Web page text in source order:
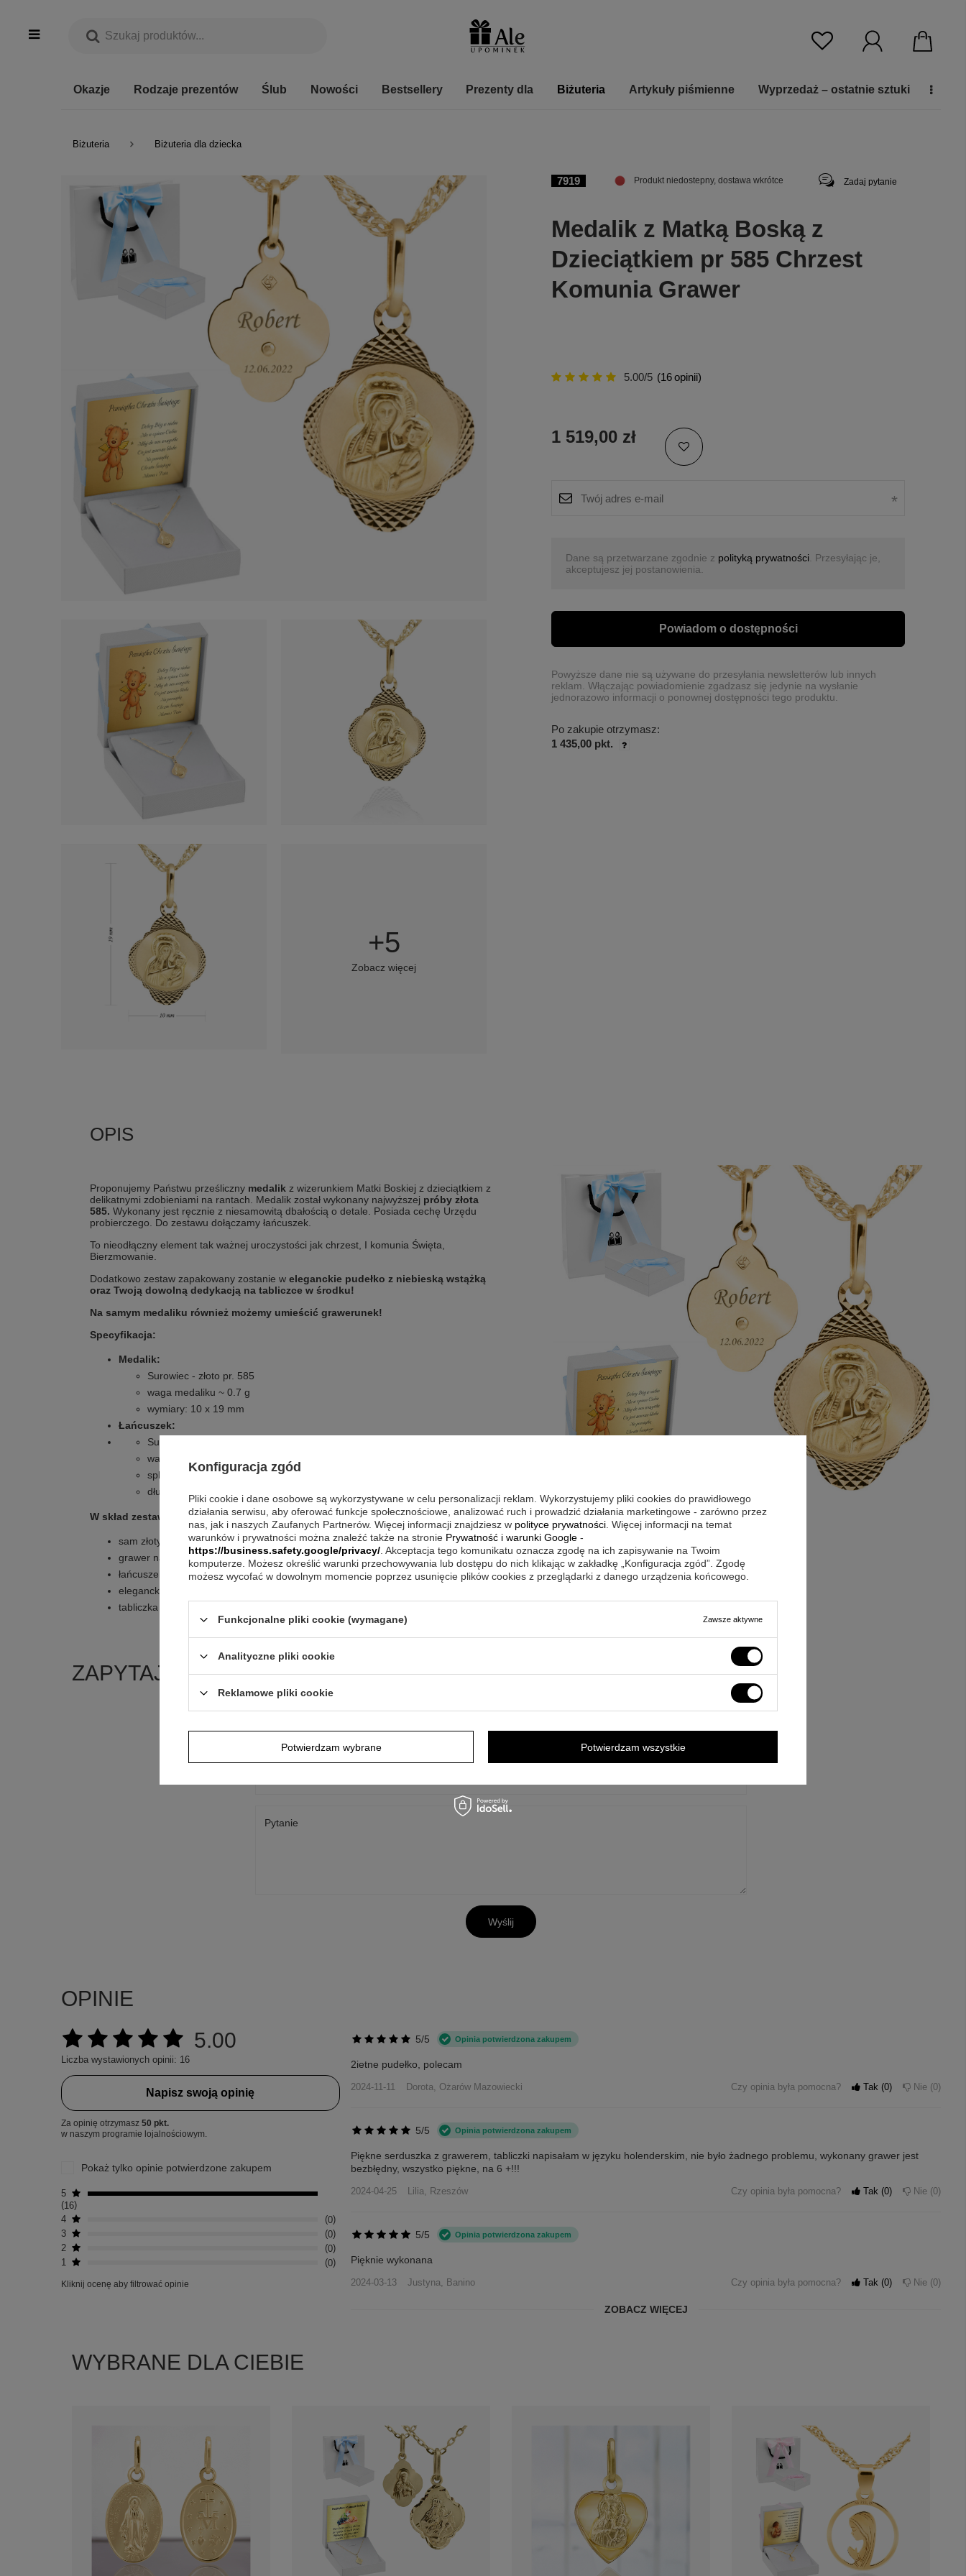
Okazje Rodzaje prezentów Ślub Nowości Bestsellery Prezenty dla Biżuteria Artykuły piśmienne Wyprzedaż – ostatnie sztuki
Biżuteria Biżuteria dla dziecka
+5
Zobacz więcej
7919 Produkt niedostepny, dostawa wkrótce Zadaj pytanie
Medalik z Matką Boską z
Dzieciątkiem pr 585 Chrzest
Komunia Grawer
5.00/5 (16opinii)
1 519,00 zł
Dane są przetwarzane zgodnie z polityką prywatności . Przesyłając je,
akceptujesz jej postanowienia.
Powiadom o dostępności
Powyższe dane nie są używane do przesyłania newsletterów lub innych
reklam. Włączając powiadomienie zgadzasz się jedynie na wysłanie
jednorazowo informacji o ponownej dostępności tego produktu.
Po zakupie otrzymasz:
1 435,00 pkt.
Proponujemy Państwu prześliczny medalik z wizerunkiem Matki Boskiej z dzieciątkiem z
delikatnymi zdobieniami na rantach. Medalik został wykonany najwyższej próby złota
585. Wykonany jest ręcznie z niesamowitą dbałością o detale. Posiada cechę Urzędu
probierczego. Do zestawu dołączamy łańcuszek.
To nieodłączny element tak ważnej uroczystości jak chrzest, I komunia Święta,
Bierzmowanie.
Dodatkowo zestaw zapakowany zostanie w eleganckie pudełko z niebieską wstążką
oraz Twoją dowolną dedykacją na tabliczce w środku!
Na samym medaliku również możemy umieścić grawerunek!
Specyfikacja:
Medalik:
Surowiec - złoto pr. 585
waga medaliku ~ 0.7 g
wymiary: 10 x 19 mm
Łańcuszek:
Surowiec - złoto pr.
waga: ok. 0.75 g
splot: singapur
długość: ok. 45 cm
W skład zestawu wchodzi:
sam złoty medalik
grawer na rewersie (np. imię i data)
łańcuszek
eleganckie pudełko z niebieską wstążką (z różową jest wystawione osobno)
tabliczka z dowolną dedykacją, zdjęciem lub grafiką na złotym laminacie
ZAPYTAJ O PRODUKT
Jeżeli powyższy opis jest dla Ciebie niewystarczający, prześlij nam swoje pytanie odnośnie tego produktu.
Pytanie
Wyślij
OPINIE
5.00
Liczba wystawionych opinii: 16
Napisz swoją opinię
Za opinię otrzymasz 50 pkt.
w naszym programie lojalnościowym.
Pokaż tylko opinie potwierdzone zakupem
5
16
4
0
3
0
2
0
1
0
Kliknij ocenę aby filtrować opinie
5/5 Opinia potwierdzona zakupem
2ietne pudełko, polecam
2024-11-11 Dorota, Ożarów Mazowiecki Czy opinia była pomocna? Tak 0 Nie 0
5/5 Opinia potwierdzona zakupem
Piękne serduszka z grawerem, tabliczki napisałam w języku holenderskim, nie było żadnego problemu, wykonany grawer jest
bezbłędny, wszystko piękne, na 6 +!!!
2024-04-25 Lilia, Rzeszów Czy opinia była pomocna? Tak 0 Nie 0
5/5 Opinia potwierdzona zakupem
Pięknie wykonana
2024-03-13 Justyna, Banino Czy opinia była pomocna? Tak 0 Nie 0
ZOBACZ WIĘCEJ
WYBRANE DLA CIEBIE
Konfiguracja zgód
Pliki cookie i dane osobowe są wykorzystywane w celu personalizacji reklam. Wykorzystujemy pliki cookies do prawidłowego
działania serwisu, aby oferować funkcje społecznościowe, analizować ruch i prowadzić działania marketingowe - zarówno przez
nas, jak i naszych Zaufanych Partnerów. Więcej informacji znajdziesz w polityce prywatności . Więcej informacji na temat
warunków i prywatności można znaleźć także na stronie Prywatność i warunki Google -
https://business.safety.google/privacy/ . Akceptacja tego komunikatu oznacza zgodę na ich zapisywanie na Twoim
komputerze. Możesz określić warunki przechowywania lub dostępu do nich klikając w zakładkę „Konfiguracja zgód”. Zgodę
możesz wycofać w dowolnym momencie poprzez usunięcie plików cookies z przeglądarki z danego urządzenia końcowego.
Funkcjonalne pliki cookie (wymagane) Zawsze aktywne
Analityczne pliki cookie
Reklamowe pliki cookie
Potwierdzam wybrane Potwierdzam wszystkie